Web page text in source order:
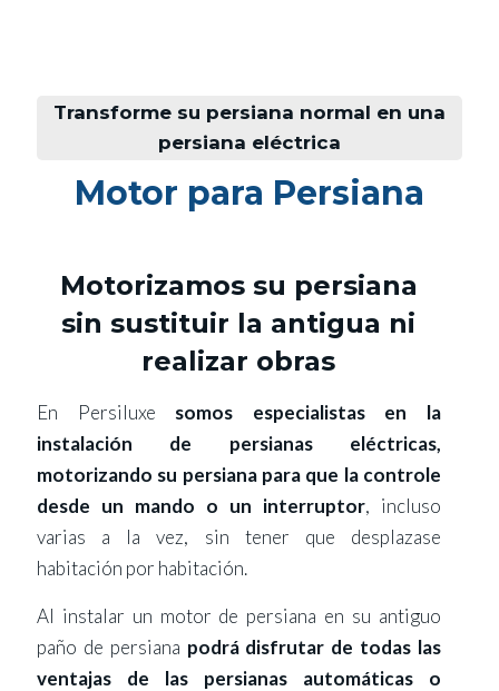
Transforme su persiana normal en una
persiana eléctrica
Motor para Persiana
Motorizamos su persiana
sin sustituir la antigua ni
realizar obras
En Persiluxe somos especialistas en la
instalación de persianas eléctricas,
motorizando su persiana para que la controle
desde un mando o un interruptor, incluso
varias a la vez, sin tener que desplazase
habitación por habitación.
Al instalar un motor de persiana en su antiguo
paño de persiana podrá disfrutar de todas las
ventajas de las persianas automáticas o